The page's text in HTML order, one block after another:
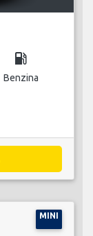
local_gas_station
Benzina
MINI